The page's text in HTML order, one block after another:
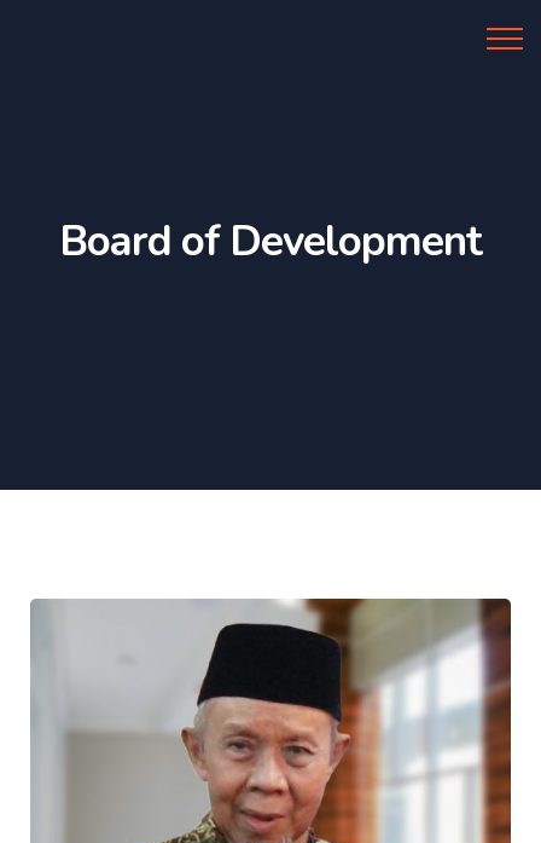
Board of Development